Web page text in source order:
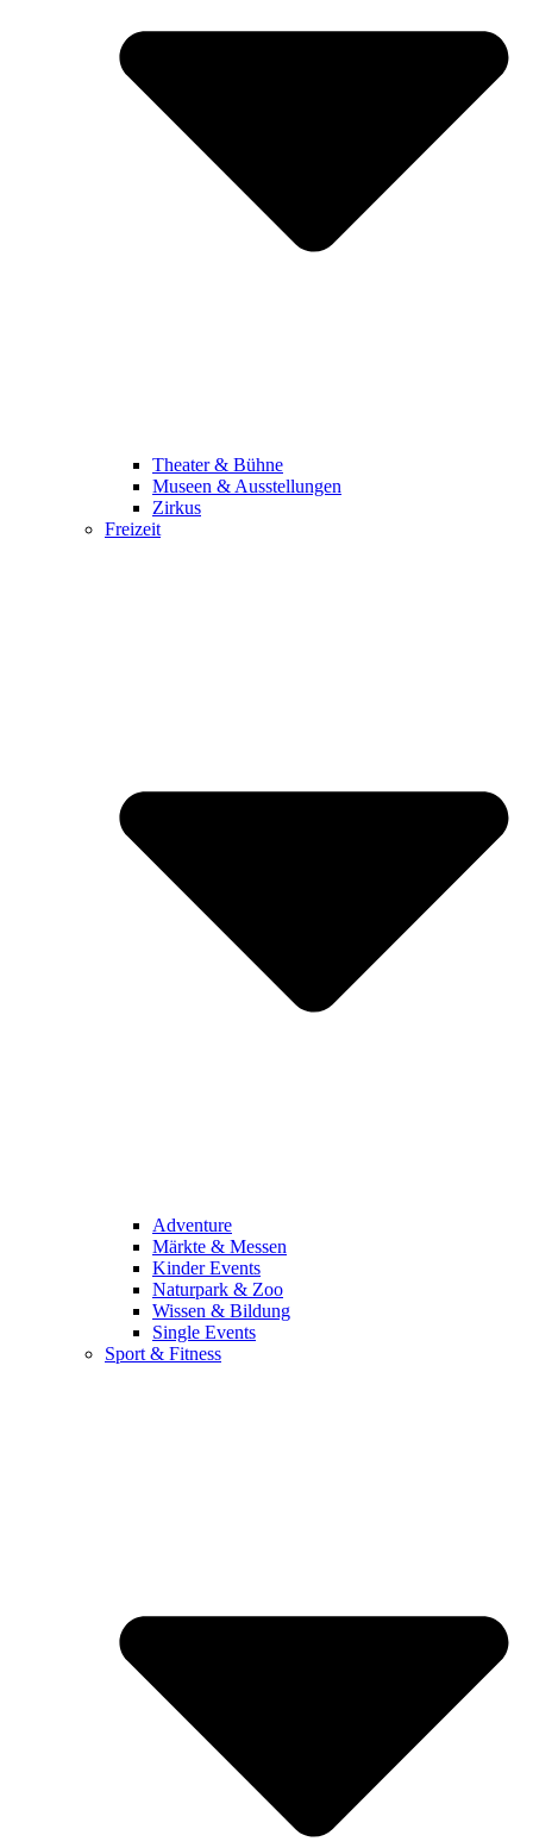
Theater & Bühne
Museen & Ausstellungen
Zirkus
Freizeit
Adventure
Märkte & Messen
Kinder Events
Naturpark & Zoo
Wissen & Bildung
Single Events
Sport & Fitness